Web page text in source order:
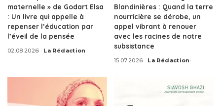
maternelle » de Godart Elsa
: Un livre qui appelle à
repenser l’éducation par
l’éveil de la pensée
02.08.2026
Posted
La Rédaction
Blandinières : Quand la terre
nourricière se dérobe, un
appel vibrant à renouer
avec les racines de notre
subsistance
15.07.2026
Posted
La Rédaction